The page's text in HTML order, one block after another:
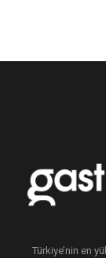
Türkiye’nin en